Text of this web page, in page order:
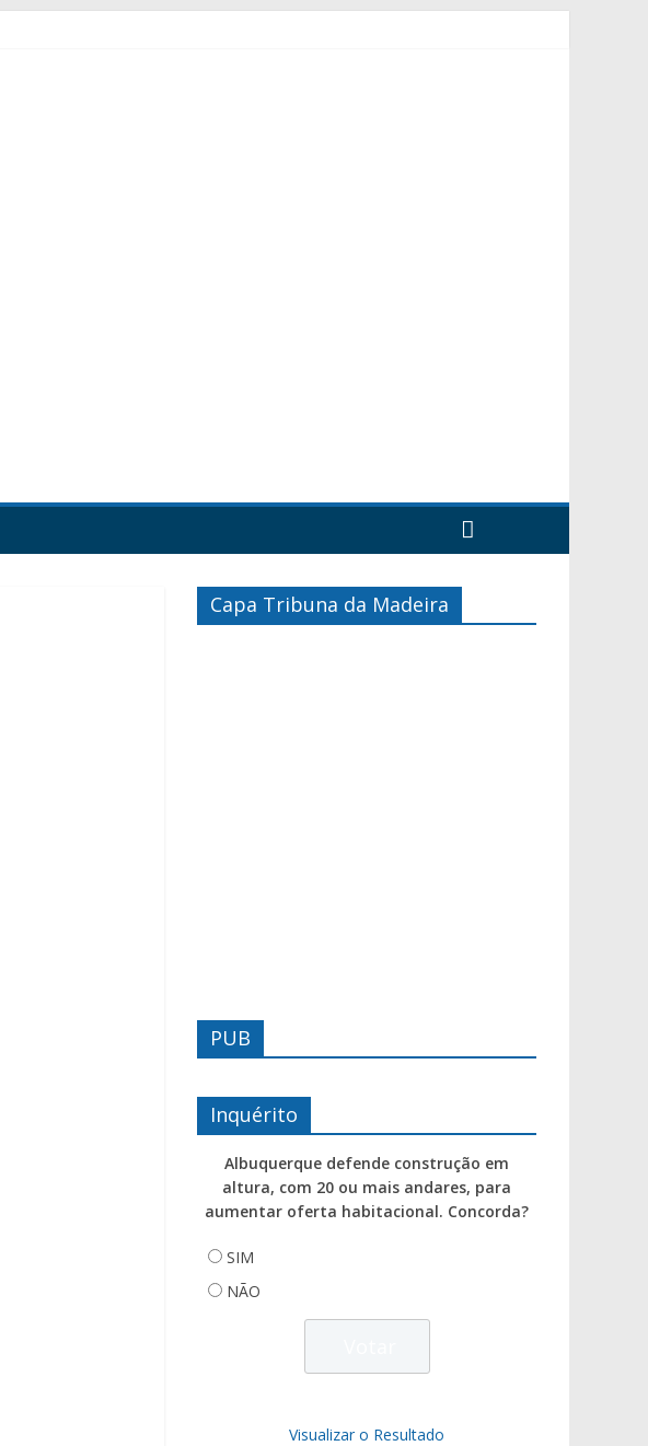
Capa Tribuna da Madeira
PUB
Inquérito
Albuquerque defende construção em
altura, com 20 ou mais andares, para
aumentar oferta habitacional. Concorda?
SIM
NÃO
Visualizar o Resultado